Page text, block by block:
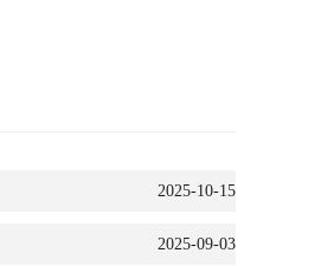
2025-10-15
2025-09-03